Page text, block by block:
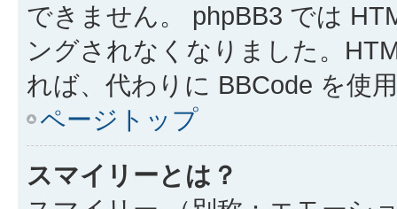
できません。 phpBB3 では
ングされなくなりました。
れば、代わりに BBCode を使
ページトップ
スマイリーとは？